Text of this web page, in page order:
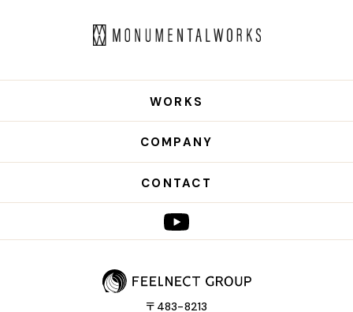
WORKS
COMPANY
CONTACT
〒483-8213